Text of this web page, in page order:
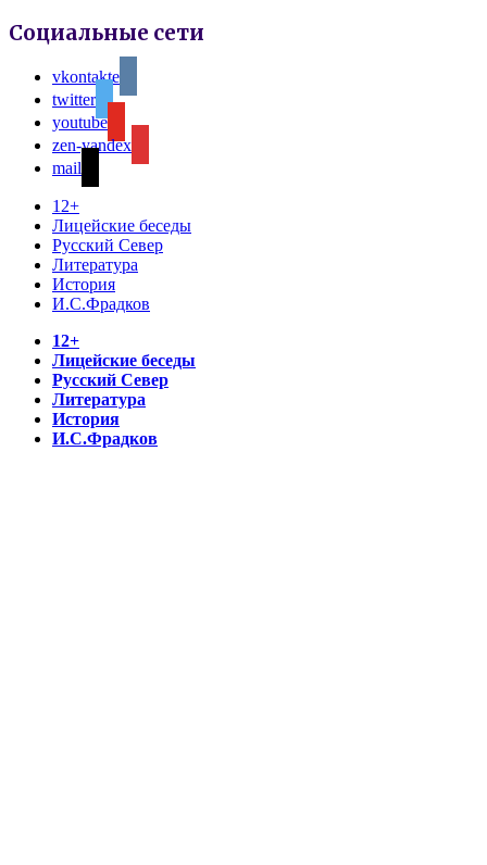
Социальные сети
vkontakte
twitter
youtube
zen-yandex
mail
12+
Лицейские беседы
Русский Север
Литература
История
И.С.Фрадков
12+
Лицейские беседы
Русский Север
Литература
История
И.С.Фрадков